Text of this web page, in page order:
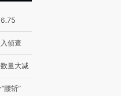
侦查
量大减
腰斩”